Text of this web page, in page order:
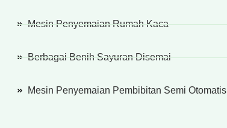
Mesin Penyemaian Rumah Kaca
Berbagai Benih Sayuran Disemai
Mesin Penyemaian Pembibitan Semi Otomatis